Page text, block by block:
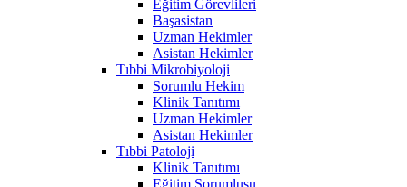
Eğitim Görevlileri
Başasistan
Uzman Hekimler
Asistan Hekimler
Tıbbi Mikrobiyoloji
Sorumlu Hekim
Klinik Tanıtımı
Uzman Hekimler
Asistan Hekimler
Tıbbi Patoloji
Klinik Tanıtımı
Eğitim Sorumlusu